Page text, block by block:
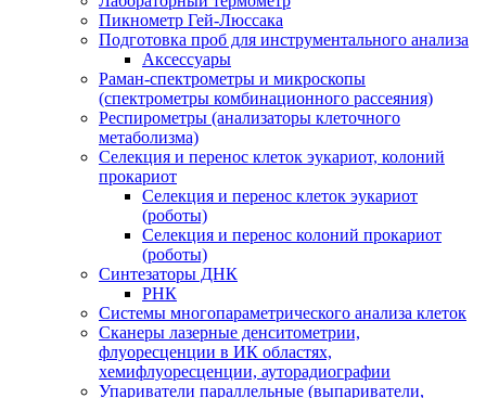
Пикнометр Гей-Люссака
Подготовка проб для инструментального анализа
Аксессуары
Раман-спектрометры и микроскопы
(спектрометры комбинационного рассеяния)
Респирометры (анализаторы клеточного
метаболизма)
Селекция и перенос клеток эукариот, колоний
прокариот
Селекция и перенос клеток эукариот
(роботы)
Селекция и перенос колоний прокариот
(роботы)
Синтезаторы ДНК
РНК
Системы многопараметрического анализа клеток
Сканеры лазерные денситометрии,
флуоресценции в ИК областях,
хемифлуоресценции, ауторадиографии
Упариватели параллельные (выпариватели,